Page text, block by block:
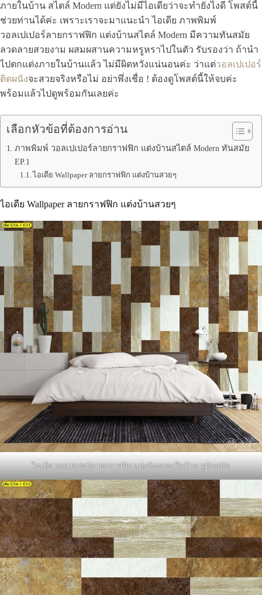
ภายในบ้าน สไตล์ Modern แต่ยังไม่มีไอเดียว่าจะทำยังไงดี โพสต์นี้
ช่วยท่านได้ค่ะ เพราะเราจะมาแนะนำ ไอเดีย ภาพพิมพ์
วอลเปเปอร์ลายกราฟฟิก แต่งบ้านสไตล์ Modern มีความทันสมัย
ลวดลายสวยงาม ผสมผสานความหรูหราไปในตัว รับรองว่า ถ้านำ
ไปตกแต่งภายในบ้านแล้ว ไม่มีผิดหวังแน่นอนค่ะ ว่าแต่วอลเปเปอร์
ติดผนังจะสวยจริงหรือไม่ อย่าพึ่งเชื่อ ! ต้องดูโพสต์นี้ให้จบค่ะ
พร้อมแล้วไปดูพร้อมกันเลยค่ะ
เลือกหัวข้อที่ต้องการอ่าน
ภาพพิมพ์ วอลเปเปอร์ลายกราฟฟิก แต่งบ้านสไตล์ Modern ทันสมัย
EP.1
ไอเดีย Wallpaper ลายกราฟฟิก แต่งบ้านสวยๆ
ไอเดีย Wallpaper ลายกราฟฟิก แต่งบ้านสวยๆ
ไอเดีย วอลเปเปอร์ลายกราฟฟิก แต่งห้องนอนในบ้าน ดูทันสมัย